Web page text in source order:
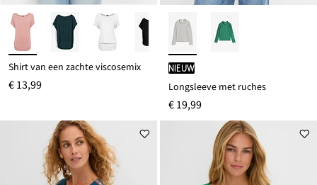
Shirt van een zachte viscosemix
€ 13,99
Nieuw
Longsleeve met ruches
€ 19,99